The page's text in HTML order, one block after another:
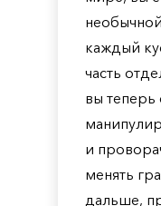
каждый
часть
вы теперь
и
менять
дальше,